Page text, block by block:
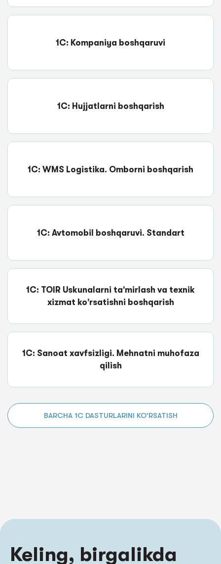
1C: Kompaniya boshqaruvi
1C: Hujjatlarni boshqarish
1C: WMS Logistika. Omborni boshqarish
1C: Avtomobil boshqaruvi. Standart
1C: TOIR Uskunalarni ta'mirlash va texnik
xizmat ko'rsatishni boshqarish
1C: Sanoat xavfsizligi. Mehnatni muhofaza
qilish
BARCHA 1C DASTURLARINI KO'RSATISH
Keling, birgalikda